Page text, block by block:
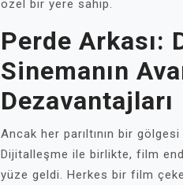
özel bir yere sahip.
Perde Arkası:
Sinemanın
Dezavantajları
Ancak her parıltının bir gölgesi
Dijitalleşme ile birlikte, film
yüze geldi. Herkes bir film